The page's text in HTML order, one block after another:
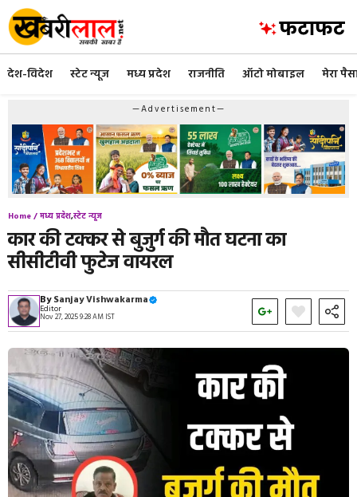
Skip
to
content
देश-विदेश स्टेट न्यूज मध्य प्रदेश राजनीति ऑटो मोबाइल मेरा
—Advertisement—
Home /मध्य प्रदेश,स्टेट न्यूज
कार की टक्कर से बुजुर्ग की मौत घटना का
सीसीटीवी फुटेज वायरल
BySanjay Vishwakarma
Editor
Nov 27, 2025 9:28 AM IST